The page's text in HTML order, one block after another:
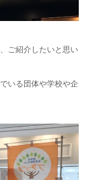
ご紹介したいと思い
いる団体や学校や企